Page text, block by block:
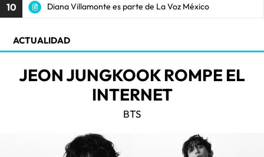
10 Diana Villamonte es parte de La Voz México
ACTUALIDAD
JEON JUNGKOOK ROMPE EL
INTERNET
BTS